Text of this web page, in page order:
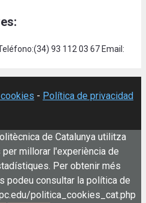
93 112 03 67 Email:
- Política de privacidad
de Catalunya utilitza
millorar l'experiència de
Per obtenir més
podeu consultar la política de
politica_cookies_cat.php